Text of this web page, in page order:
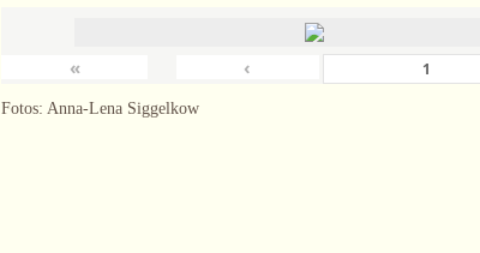
« ‹
Fotos: Anna-Lena Siggelkow